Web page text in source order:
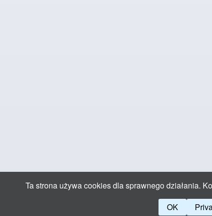
Ta strona używa cookies dla sprawnego działania.
OK